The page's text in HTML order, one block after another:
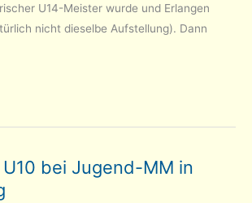
U14-Meister wurde und Erlangen
nicht dieselbe Aufstellung). Dann
bei Jugend-MM in